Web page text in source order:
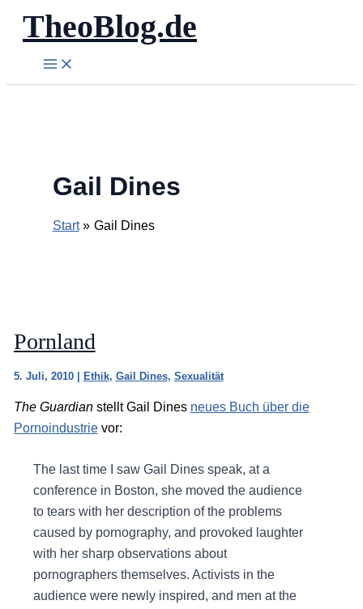
Zum
Inhalt
springen
TheoBlog.de
Gail Dines
Start Gail Dines
Pornland
5. Juli, 2010 | Ethik, Gail Dines, Sexualität
The Guardianstellt Gail Dines neues Buch über die
Pornoindustrievor:
The last time I saw Gail Dines speak, at a
conference in Boston, she moved the audience
to tears with her description of the problems
caused by pornography, and provoked laughter
with her sharp observations about
pornographers themselves. Activists in the
audience were newly inspired, and men at the